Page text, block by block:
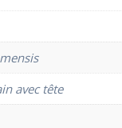
avec tête